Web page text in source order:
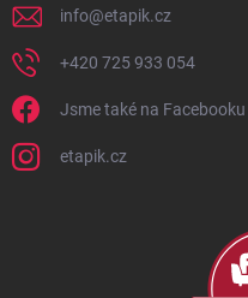
info@etapik.cz
+420 725 933 054
Jsme také na Facebooku
etapik.cz